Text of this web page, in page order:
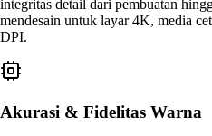
integritas detail dari pembuatan
mendesain untuk layar 4K, media
DPI.
Akurasi & Fidelitas Warna